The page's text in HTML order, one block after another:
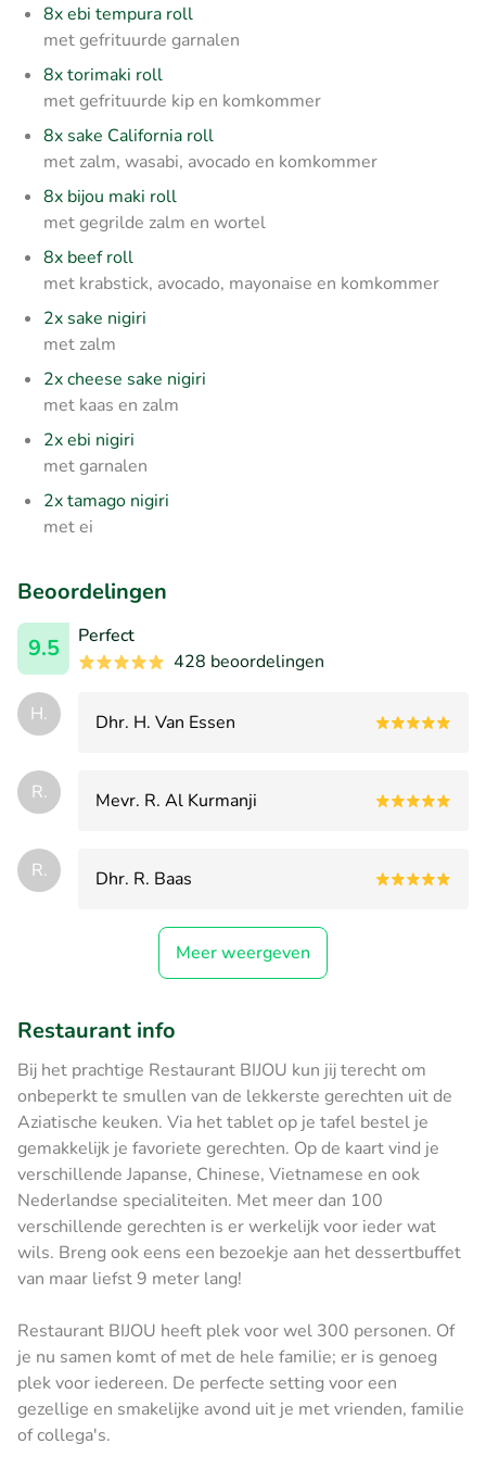
8x ebi tempura roll
met gefrituurde garnalen
8x torimaki roll
met gefrituurde kip en komkommer
8x sake California roll
met zalm, wasabi, avocado en komkommer
8x bijou maki roll
met gegrilde zalm en wortel
8x beef roll
met krabstick, avocado, mayonaise en komkommer
2x sake nigiri
met zalm
2x cheese sake nigiri
met kaas en zalm
2x ebi nigiri
met garnalen
2x tamago nigiri
met ei
Beoordelingen
9.5
Perfect
428 beoordelingen
H. Dhr. H. Van Essen
R. Mevr. R. Al Kurmanji
R. Dhr. R. Baas
Meer weergeven
Restaurant info
Bij het prachtige Restaurant BIJOU kun jij terecht om
onbeperkt te smullen van de lekkerste gerechten uit de
Aziatische keuken. Via het tablet op je tafel bestel je
gemakkelijk je favoriete gerechten. Op de kaart vind je
verschillende Japanse, Chinese, Vietnamese en ook
Nederlandse specialiteiten. Met meer dan 100
verschillende gerechten is er werkelijk voor ieder wat
wils. Breng ook eens een bezoekje aan het dessertbuffet
van maar liefst 9 meter lang!
Restaurant BIJOU heeft plek voor wel 300 personen. Of
je nu samen komt of met de hele familie; er is genoeg
plek voor iedereen. De perfecte setting voor een
gezellige en smakelijke avond uit je met vrienden, familie
of collega's.